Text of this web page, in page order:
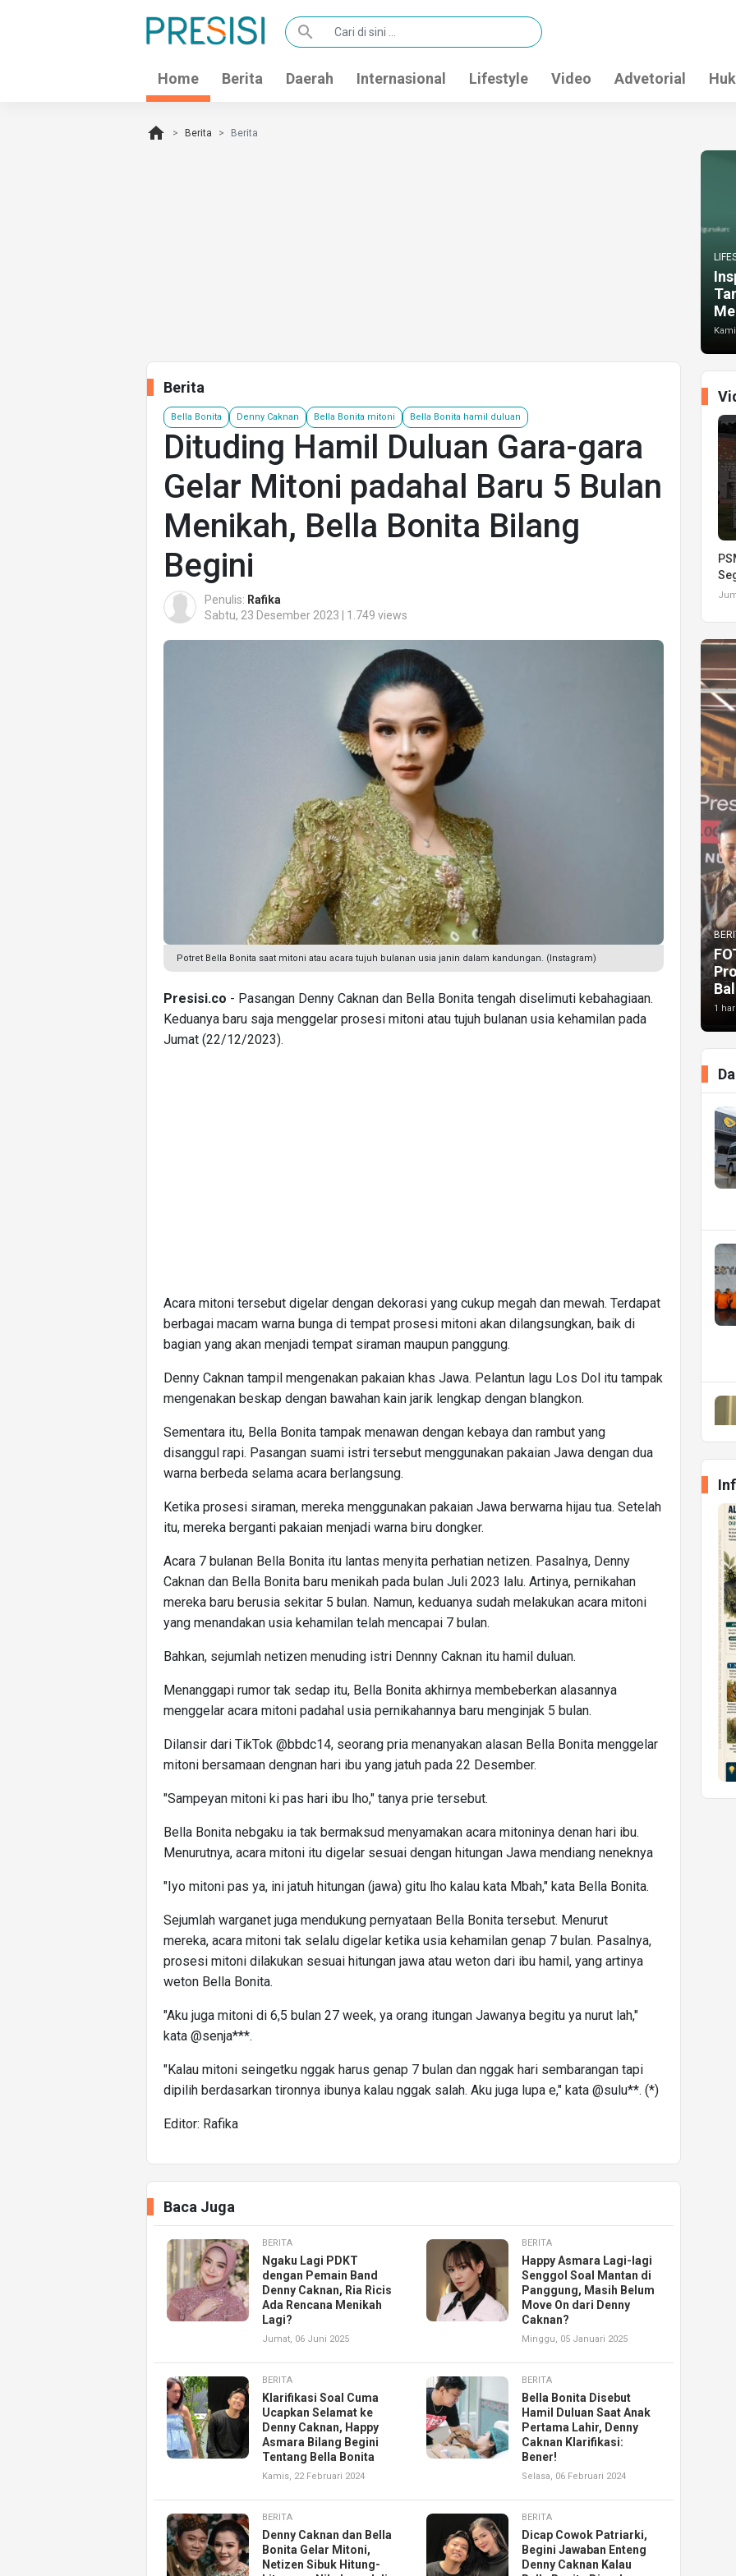
search
Home Berita Daerah Internasional Lifestyle Video Advetorial
home Berita Berita
Berita
Bella Bonita Denny Caknan Bella Bonita mitoni Bella Bonita hamil duluan
Dituding Hamil Duluan Gara-gara
Gelar Mitoni padahal Baru 5 Bulan
Menikah, Bella Bonita Bilang
Begini
Penulis: Rafika
Sabtu, 23 Desember 2023 | 1.749 views
Potret Bella Bonita saat mitoni atau acara tujuh bulanan usia janin dalam kandungan. (Instagram)
Presisi.co - Pasangan Denny Caknan dan Bella Bonita tengah diselimuti kebahagiaan.
Keduanya baru saja menggelar prosesi mitoni atau tujuh bulanan usia kehamilan pada
Jumat (22/12/2023).
Acara mitoni tersebut digelar dengan dekorasi yang cukup megah dan mewah. Terdapat
berbagai macam warna bunga di tempat prosesi mitoni akan dilangsungkan, baik di
bagian yang akan menjadi tempat siraman maupun panggung.
Denny Caknan tampil mengenakan pakaian khas Jawa. Pelantun lagu Los Dol itu tampak
mengenakan beskap dengan bawahan kain jarik lengkap dengan blangkon.
Sementara itu, Bella Bonita tampak menawan dengan kebaya dan rambut yang
disanggul rapi. Pasangan suami istri tersebut menggunakan pakaian Jawa dengan dua
warna berbeda selama acara berlangsung.
Ketika prosesi siraman, mereka menggunakan pakaian Jawa berwarna hijau tua. Setelah
itu, mereka berganti pakaian menjadi warna biru dongker.
Acara 7 bulanan Bella Bonita itu lantas menyita perhatian netizen. Pasalnya, Denny
Caknan dan Bella Bonita baru menikah pada bulan Juli 2023 lalu. Artinya, pernikahan
mereka baru berusia sekitar 5 bulan. Namun, keduanya sudah melakukan acara mitoni
yang menandakan usia kehamilan telah mencapai 7 bulan.
Bahkan, sejumlah netizen menuding istri Dennny Caknan itu hamil duluan.
Menanggapi rumor tak sedap itu, Bella Bonita akhirnya membeberkan alasannya
menggelar acara mitoni padahal usia pernikahannya baru menginjak 5 bulan.
Dilansir dari TikTok @bbdc14, seorang pria menanyakan alasan Bella Bonita menggelar
mitoni bersamaan dengnan hari ibu yang jatuh pada 22 Desember.
"Sampeyan mitoni ki pas hari ibu lho," tanya prie tersebut.
Bella Bonita nebgaku ia tak bermaksud menyamakan acara mitoninya denan hari ibu.
Menurutnya, acara mitoni itu digelar sesuai dengan hitungan Jawa mendiang neneknya
"Iyo mitoni pas ya, ini jatuh hitungan (jawa) gitu lho kalau kata Mbah," kata Bella Bonita.
Sejumlah warganet juga mendukung pernyataan Bella Bonita tersebut. Menurut
mereka, acara mitoni tak selalu digelar ketika usia kehamilan genap 7 bulan. Pasalnya,
prosesi mitoni dilakukan sesuai hitungan jawa atau weton dari ibu hamil, yang artinya
weton Bella Bonita.
"Aku juga mitoni di 6,5 bulan 27 week, ya orang itungan Jawanya begitu ya nurut lah,"
kata @senja***.
"Kalau mitoni seingetku nggak harus genap 7 bulan dan nggak hari sembarangan tapi
dipilih berdasarkan tironnya ibunya kalau nggak salah. Aku juga lupa e," kata @sulu**. (*)
Editor: Rafika
Baca Juga
BERITA
Ngaku Lagi PDKT
dengan Pemain Band
Denny Caknan, Ria Ricis
Ada Rencana Menikah
Lagi?
Jumat, 06 Juni 2025
BERITA
Happy Asmara Lagi-lagi
Senggol Soal Mantan di
Panggung, Masih Belum
Move On dari Denny
Caknan?
Minggu, 05 Januari 2025
BERITA
Klarifikasi Soal Cuma
Ucapkan Selamat ke
Denny Caknan, Happy
Asmara Bilang Begini
Tentang Bella Bonita
Kamis, 22 Februari 2024
BERITA
Bella Bonita Disebut
Hamil Duluan Saat Anak
Pertama Lahir, Denny
Caknan Klarifikasi:
Bener!
Selasa, 06 Februari 2024
BERITA
Denny Caknan dan Bella
Bonita Gelar Mitoni,
Netizen Sibuk Hitung-
BERITA
Dicap Cowok Patriarki,
Begini Jawaban Enteng
Denny Caknan Kalau
1